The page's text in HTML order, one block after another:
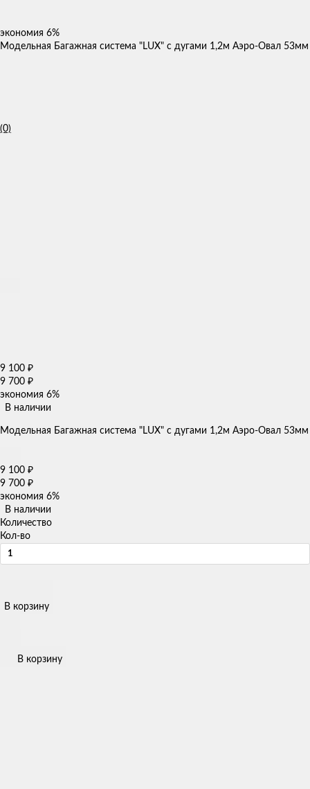
экономия 6%
Модельная Багажная система "LUX" с дугами 1,2м Аэро-Овал 53мм
(0)
9 100 ₽
9 700 ₽
экономия 6%
В наличии
Модельная Багажная система "LUX" с дугами 1,2м Аэро-Овал 53мм
9 100 ₽
9 700 ₽
экономия 6%
В наличии
Количество
Кол-во
В корзину
В корзину